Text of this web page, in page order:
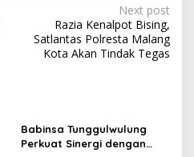
Next post
Razia Kenalpot Bising,
Satlantas Polresta Malang
Kota Akan Tindak Tegas
Babinsa Tunggulwulung
Perkuat Sinergi dengan